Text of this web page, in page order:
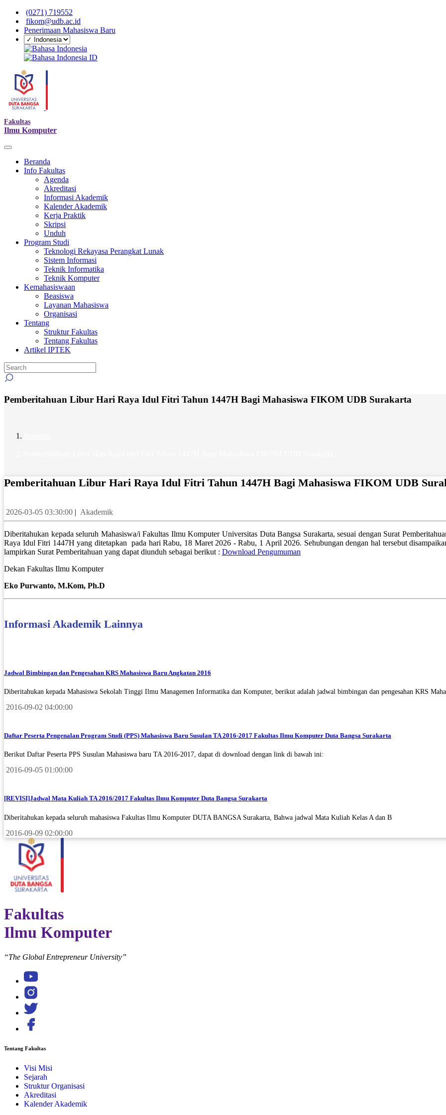
(0271) 719552
fikom@udb.ac.id
Penerimaan Mahasiswa Baru
ID
Fakultas
Ilmu Komputer
Beranda
Info Fakultas
Agenda
Akreditasi
Informasi Akademik
Kalender Akademik
Kerja Praktik
Skripsi
Unduh
Program Studi
Teknologi Rekayasa Perangkat Lunak
Sistem Informasi
Teknik Informatika
Teknik Komputer
Kemahasiswaan
Beasiswa
Layanan Mahasiswa
Organisasi
Tentang
Struktur Fakultas
Tentang Fakultas
Artikel IPTEK
Pemberitahuan Libur Hari Raya Idul Fitri Tahun 1447H Bagi Mahasiswa FIKOM UDB Surakarta
Pemberitahuan Libur Hari Raya Idul Fitri Tahun 1447H Bagi Mahasiswa FIKOM UDB
2026-03-05 03:30:00 | Akademik
Diberitahukan kepada seluruh Mahasiswa/i Fakultas Ilmu Komputer Universitas Duta Bangsa Surakarta, sesuai dengan Surat
Raya Idul Fitri 1447H yang ditetapkan pada hari Rabu, 18 Maret 2026 - Rabu, 1 April 2026. Sehubungan dengan hal tersebut
lampirkan Surat Pemberitahuan yang dapat diunduh sebagai berikut : Download Pengumuman
Dekan Fakultas Ilmu Komputer
Eko Purwanto, M.Kom, Ph.D
Informasi Akademik Lainnya
Jadwal Bimbingan dan Pengesahan KRS Mahasiswa Baru Angkatan 2016
Diberitahukan kepada Mahasiswa Sekolah Tinggi Ilmu Managemen Informatika dan Komputer, berikut adalah jadwal bimbingan dan pengesahan KRS
2016-09-02 04:00:00
Daftar Peserta Pengenalan Program Studi (PPS) Mahasiswa Baru Susulan TA 2016-2017 Fakultas Ilmu Komputer Duta Bangsa Surakarta
Berikut Daftar Peserta PPS Susulan Mahasiswa baru TA 2016-2017, dapat di download dengan link di bawah ini:
2016-09-05 01:00:00
[REVISI]Jadwal Mata Kuliah TA 2016/2017 Fakultas Ilmu Komputer Duta Bangsa Surakarta
Diberitahukan kepada seluruh mahasiswa Fakultas Ilmu Komputer DUTA BANGSA Surakarta, Bahwa jadwal Mata Kuliah Kelas A dan B
2016-09-09 02:00:00
Fakultas
Ilmu Komputer
“The Global Entrepreneur University”
Tentang Fakultas
Visi Misi
Sejarah
Struktur Organisasi
Akreditasi
Kalender Akademik